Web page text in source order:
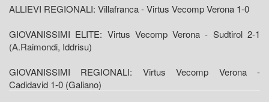
ALLIEVI REGIONALI: Villafranca - Virtus Vecomp Verona 1-0
GIOVANISSIMI ELITE: Virtus Vecomp Verona - Sudtirol 2-1
(A.Raimondi, Iddrisu)
GIOVANISSIMI REGIONALI: Virtus Vecomp Verona -
Cadidavid 1-0 (Galiano)